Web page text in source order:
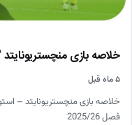
خلاصه بازی منچستریونایتد 3 – استون ویلا 1 (لیگ برتر انگلیس)
۵ ماه قبل
فصل 2025/26